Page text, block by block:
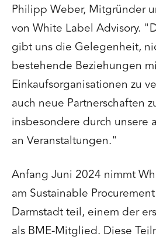
Philipp Weber, Mitgründer
von White Label Advisory.
gibt uns die Gelegenheit,
bestehende Beziehungen
Einkaufsorganisationen zu
auch neue Partnerschaften
insbesondere durch unsere
an Veranstaltungen."
Anfang Juni 2024 nimmt
am Sustainable
Darmstadt teil, einem der
als BME-Mitglied. Diese